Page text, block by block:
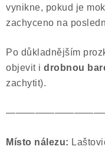
vynikne, pokud je
zachyceno na
Po důkladnějším
objevit i drobnou
zachytit).
Místo nálezu: